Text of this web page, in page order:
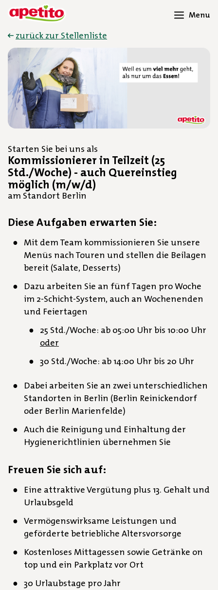
Menu
zurück zur Stellenliste
Starten Sie bei uns als
Kommissionierer in Teilzeit (25
Std./Woche) - auch Quereinstieg
möglich (m/w/d)
am Standort Berlin
Diese Aufgaben erwarten Sie:
Mit dem Team kommissionieren Sie unsere
Menüs nach Touren und stellen die Beilagen
bereit (Salate, Desserts)
Dazu arbeiten Sie an fünf Tagen pro Woche
im 2-Schicht-System, auch an Wochenenden
und Feiertagen
25 Std./Woche: ab 05:00 Uhr bis 10:00 Uhr
oder
30 Std./Woche: ab 14:00 Uhr bis 20 Uhr
Dabei arbeiten Sie an zwei unterschiedlichen
Standorten in Berlin (Berlin Reinickendorf
oder Berlin Marienfelde)
Auch die Reinigung und Einhaltung der
Hygienerichtlinien übernehmen Sie
Freuen Sie sich auf:
Eine attraktive Vergütung plus 13. Gehalt und
Urlaubsgeld
Vermögenswirksame Leistungen und
geförderte betriebliche Altersvorsorge
Kostenloses Mittagessen sowie Getränke on
top und ein Parkplatz vor Ort
30 Urlaubstage pro Jahr